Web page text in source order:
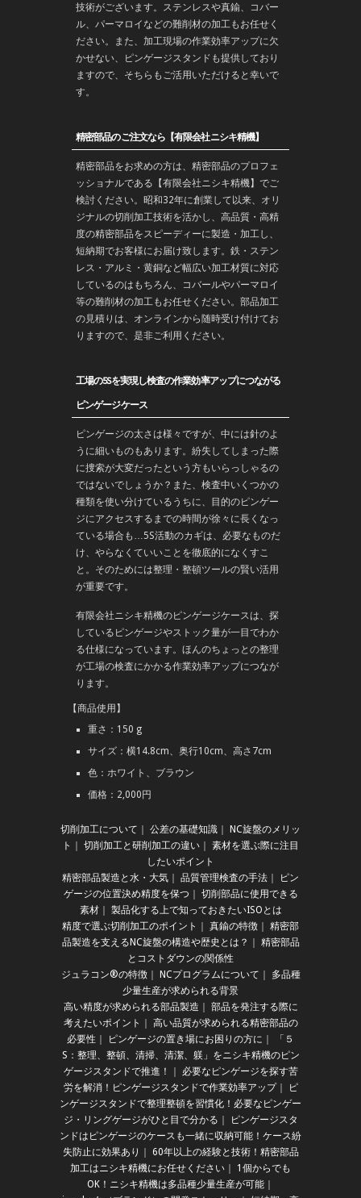
技術がございます。
ステンレスや真鍮 、コバー
ル、パーマロイなどの難削材の加工もお任せく
ださい。また、加工現場の作業効率アップに欠
かせない、ピンゲージスタンドも提供しており
ますので、そちらもご活用いただけると幸いで
す。
精密部品のご注文なら【有限会社ニシキ精機】
精密部品をお求めの方は、精密部品のプロフェ
ッショナルである【有限会社ニシキ精機】でご
検討ください。昭和32年に創業して以来、オリ
ジナルの切削加工技術を活かし、高品質・高精
度の精密部品をスピーディーに製造・加工し、
短納期でお客様にお届け致します。鉄・ステン
レス・アルミ・黄銅など幅広い加工材質に対応
しているのはもちろん、コバールやパーマロイ
等の難削材の加工もお任せください。部品加工
の見積りは、オンラインから随時受け付けてお
りますので、是非ご利用ください。
工場の5Sを実現し検査の作業効率アップにつながる
ピンゲージケース
ピンゲージの太さは様々ですが、中には針のよ
うに細いものもあります。紛失してしまった際
に捜索が大変だったという方もいらっしゃるの
ではないでしょうか？また、検査中いくつかの
種類を使い分けているうちに、目的のピンゲー
ジにアクセスするまでの時間が徐々に長くなっ
ている場合も…5S活動のカギは、必要なものだ
け、やらなくていいことを徹底的になくすこ
と。そのためには整理・整頓ツールの賢い活用
が重要です。
有限会社ニシキ精機のピンゲージケースは、探
しているピンゲージやストック量が一目でわか
る仕様になっています。ほんのちょっとの整理
が工場の検査にかかる作業効率アップにつなが
ります。
【商品使用】
重さ：150 g
サイズ：横14.8cm、奥行10cm、高さ7cm
色：ホワイト、ブラウン
価格：2,000円
切削加工について ｜ 公差の基礎知識 ｜ NC旋盤のメリッ
ト ｜ 切削加工と研削加工の違い ｜ 素材を選ぶ際に注目
したいポイント
精密部品製造と水・大気 ｜ 品質管理検査の手法 ｜
ピン
ゲージの位置決め精度を保つ ｜ 切削部品に使用できる
素材｜ 製品化する上で知っておきたいISOとは
精度で選ぶ切削加工のポイント ｜ 真鍮の特徴 ｜ 精密部
品製造を支えるNC旋盤の構造や歴史とは？ ｜ 精密部品
とコストダウンの関係性
ジュラコン®の特徴｜ NCプログラムについて ｜
多品種
少量生産が求められる背景
高い精度が求められる部品製造 ｜ 部品を発注する際に
考えたいポイント ｜ 高い品質が求められる精密部品の
必要性 ｜ ピンゲージの置き場にお困りの方に ｜
「５
S：整理、整頓、清掃、清潔、躾」をニシキ精機のピン
ゲージスタンドで推進！
｜
必要なピンゲージを探す苦
労を解消！ピンゲージスタンドで作業効率アップ｜
ピ
ンゲージスタンドで整理整頓を習慣化！必要なピンゲー
ジ・リングゲージがひと目で分かる ｜
ピンゲージスタ
ンドはピンゲージのケースも一緒に収納可能！ケース紛
失防止に効果あり ｜ 60年以上の経験と技術！精密部品
加工はニシキ精機にお任せください ｜ 1個からでも
OK！ニシキ精機は多品種少量生産が可能 ｜